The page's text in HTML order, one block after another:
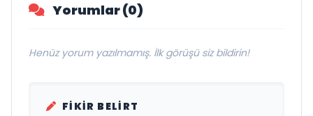
Yorumlar (0)
Henüz yorum yazılmamış. İlk görüşü siz bildirin!
FIKIR BELIRT